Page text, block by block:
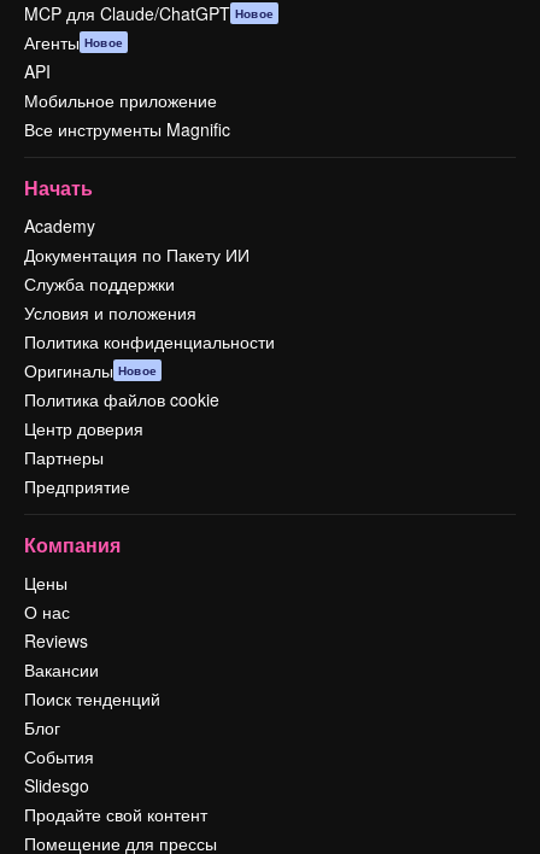
MCP для Claude/ChatGPT Новое
Агенты Новое
API
Мобильное приложение
Все инструменты Magnific
Начать
Academy
Документация по Пакету ИИ
Служба поддержки
Условия и положения
Политика конфиденциальности
Оригиналы Новое
Политика файлов cookie
Центр доверия
Партнеры
Предприятие
Компания
Цены
О нас
Reviews
Вакансии
Поиск тенденций
Блог
События
Slidesgo
Продайте свой контент
Помещение для прессы